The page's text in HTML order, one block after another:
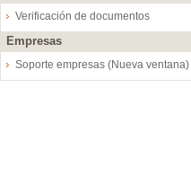
Verificación de documentos
Empresas
Soporte empresas (Nueva ventana)